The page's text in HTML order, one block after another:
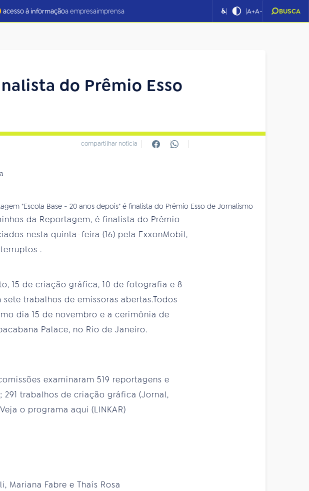
acesso à informaçãoa empresaimprensa ♿| |A+A- BUSCA
do Prêmio Esso
compartilhar notícia
"Escola Base - 20 anos depois" é finalista do Prêmio Esso de Jornalismo
da Reportagem, é finalista do Prêmio
nesta quinta-feira (16) pela ExxonMobil,
.
15 de criação gráfica, 10 de fotografia e 8
trabalhos de emissoras abertas.Todos
dia 15 de novembro e a cerimônia de
Palace, no Rio de Janeiro.
examinaram 519 reportagens e
trabalhos de criação gráfica (Jornal,
o programa aqui (LINKAR)
Mariana Fabre e Thaís Rosa